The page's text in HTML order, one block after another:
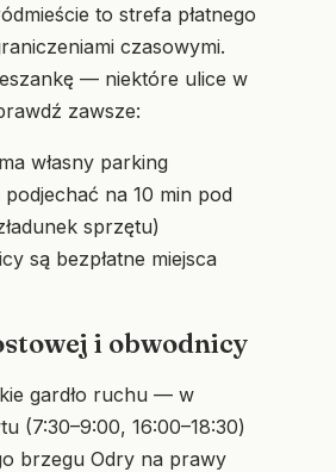
to strefa płatnego
czasowymi.
— niektóre ulice w
zawsze:
własny parking
na 10 min pod
sprzętu)
są bezpłatne miejsca
i obwodnicy
gardło ruchu — w
(7:30–9:00, 16:00–18:30)
brzegu Odry na prawy